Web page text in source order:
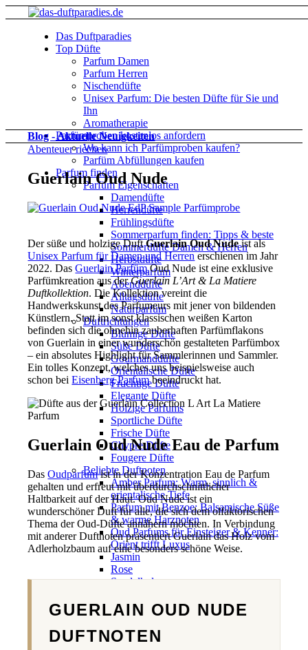
Das Duftparadies
Top Düfte
Parfum Damen
Parfum Herren
Nischendüfte
Unisex Parfum: Die besten Düfte für Sie und
Ihn
Aromatherapie
Parfümproben kostenlos anfordern
Wo kann ich Parfümproben kaufen?
Parfüm Abfüllungen kaufen
Parfum finden
Parfüm Eigenschaften
Damendüfte
Herrendüfte
Frühlingsdüfte
Sommerparfum finden: Tipps & beste
Sommerdüfte Damen & Herren
Herbstdüfte
Winterparfum
Abenddüfte
Alltagsdüfte
Naturparfüm
Duftrichtungen
Blumige Düfte
Süße Düfte
Gourmanddüfte
Orientalische Düfte
Fruchtige Düfte
Elegante Düfte
Holzige Parfums
Sportliche Düfte
Frische Düfte
Chypre Düfte
Fougere Düfte
Beliebte Duftnoten
Amber Parfum: Warm, sinnlich &
orientalische Tiefe
Parfum mit Benzoe: Balsamische Süße
& warme Harznoten
Oud Parfums für Einsteiger & Kenner:
Orient trifft Luxus
Jasmin
Rose
Sandelholz
Weihrauch
Parfümmarken
Guerlain Parfum
Thierry Mugler Parfum
Blog - Aktuelle Neuigkeiten
Abenteuer riechen
Guerlain Oud Nude
Der süße und holzige DuftGuerlain Oud Nudeist als
Unisex Parfum für Damen und Herrenerschienen im Jahr
2022. DasGuerlain ParfümOud Nude ist eine exklusive
Parfümkreation aus derGuerlain L’Art & La Matiere
Duftkollektion. Die Kollektion vereint die
Handwerkskunst des Parfumeurs mit jener von bildenden
Künstlern. Statt im sonst klassischen weißen Karton
befinden sich die ohnehin zauberhaften Parfümflakons
von Guerlain in einer wunderschön gestalteten Parfümbox
– ein absolutes Highlight für Sammlerinnen und Sammler.
Ein tolles Konzept, welches uns beispielsweise auch
schon beiEisenberg Parfumbeeindruckt hat.
Guerlain Oud Nude Eau de Parfum
DasOudparfumist in der Konzentration Eau de Parfum
gehalten und erfreut mit überdurchschnittlicher
Haltbarkeit auf der Haut. Oud Nude ist ein
wunderschöner Duft für alle, die sich dem olfaktorischen
Thema der Oud-Düfte annähern möchten. In Verbindung
mit anderer Duftnoten präsentiert Guerlain das Holz vom
Adlerholzbaum auf eine besonders schöne Weise.
GUERLAIN OUD NUDE
DUFTNOTEN